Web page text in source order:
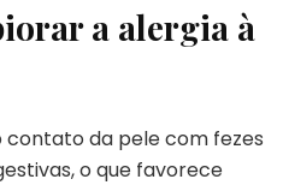
a alergia à
contato da pele com fezes
o que favorece